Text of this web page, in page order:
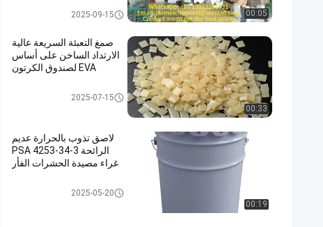
00:05
Reliable Product Integrity
اللاصق المذاب بالحرارة للتعبئة وال
2025-09-15
00:33
صمغ التعبئة السريعة عالية
الارتداد الساخن على أساس
EVA لصندوق الكرتون
EVA حار إنصهار صمغ
2025-07-15
00:19
لاصق تذوب بالحرارة عديم
الرائحة PSA 4253-34-3
غراء مصيدة الحشرات الفأر
المادة اللاصقة المسالة بالتسخين
2025-05-20